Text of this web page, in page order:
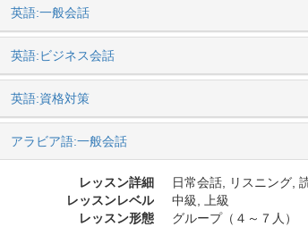
英語:一般会話
英語:ビジネス会話
英語:資格対策
アラビア語:一般会話
レッスン詳細
日常会話, リスニング,
レッスンレベル
中級, 上級
レッスン形態
グループ（４～７人）